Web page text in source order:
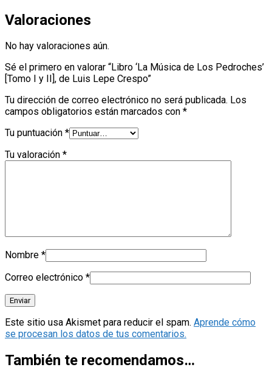
Valoraciones
No hay valoraciones aún.
Sé el primero en valorar “Libro ‘La Música de Los Pedroches’
[Tomo I y II], de Luis Lepe Crespo”
Tu dirección de correo electrónico no será publicada. Los
campos obligatorios están marcados con *
Tu puntuación *
Tu valoración *
Nombre *
Correo electrónico *
Este sitio usa Akismet para reducir el spam. Aprende cómo
se procesan los datos de tus comentarios.
También te recomendamos…